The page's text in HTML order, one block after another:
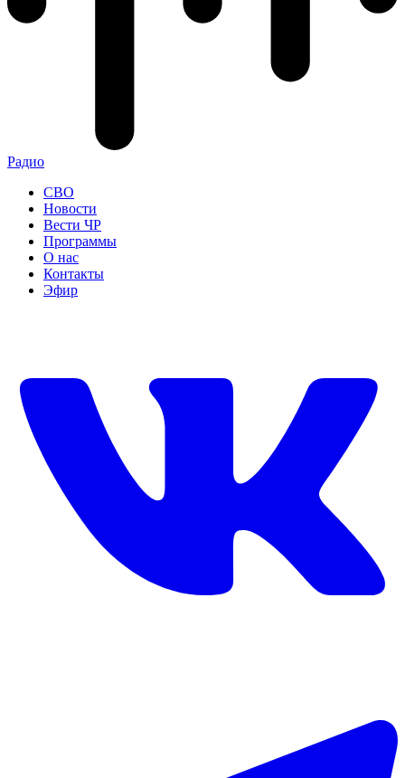
Радио
СВО
Новости
Вести ЧР
Программы
О нас
Контакты
Эфир